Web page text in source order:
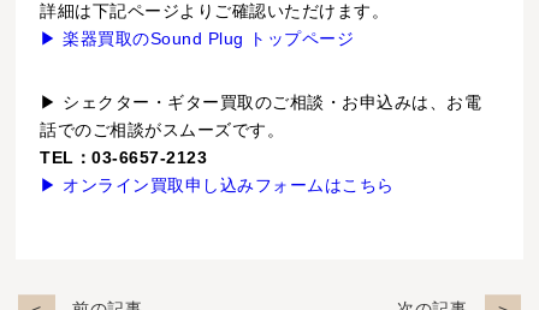
詳細は下記ページよりご確認いただけます。
▶ 楽器買取のSound Plug トップページ
▶ シェクター・ギター買取のご相談・お申込みは、お電
話でのご相談がスムーズです。
TEL：03-6657-2123
▶ オンライン買取申し込みフォームはこちら